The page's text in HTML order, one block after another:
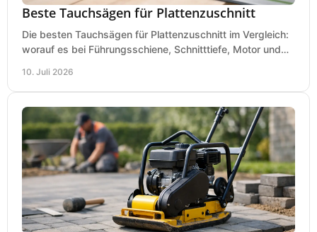
Beste Tauchsägen für Plattenzuschnitt
Die besten Tauchsägen für Plattenzuschnitt im Vergleich:
worauf es bei Führungsschiene, Schnitttiefe, Motor und
10. Juli 2026